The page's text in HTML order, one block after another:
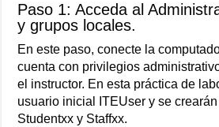
Paso 1: Acceda al
y grupos locales.
En este paso, conecte la
cuenta con privilegios
el instructor. En esta práctica de
usuario inicial ITEUser y se
Studentxx y Staffxx.